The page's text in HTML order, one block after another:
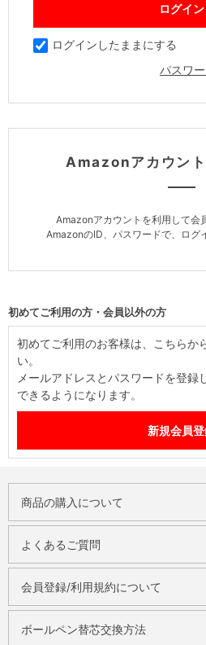
ログインしたままにする
パスワ
Amazonアカウン
Amazonアカウントを利用して会
AmazonのID、パスワードで、ログ
初めてご利用の方・会員以外の方
初めてご利用のお客様は、こちらか
い。
メールアドレスとパスワードを登録
できるようになります。
商品の購入について
よくあるご質問
会員登録/利用規約について
ボールペン替芯交換方法